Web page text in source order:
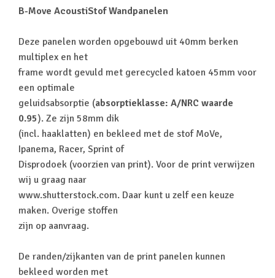
B-Move AcoustiStof Wandpanelen
Deze panelen worden opgebouwd uit 40mm berken
multiplex en het
frame wordt gevuld met gerecycled katoen 45mm voor
een optimale
geluidsabsorptie (absorptieklasse: A/NRC waarde
0.95). Ze zijn 58mm dik
(incl. haaklatten) en bekleed met de stof MoVe,
Ipanema, Racer, Sprint of
Disprodoek (voorzien van print). Voor de print verwijzen
wij u graag naar
www.shutterstock.com. Daar kunt u zelf een keuze
maken. Overige stoffen
zijn op aanvraag.
De randen/zijkanten van de print panelen kunnen
bekleed worden met